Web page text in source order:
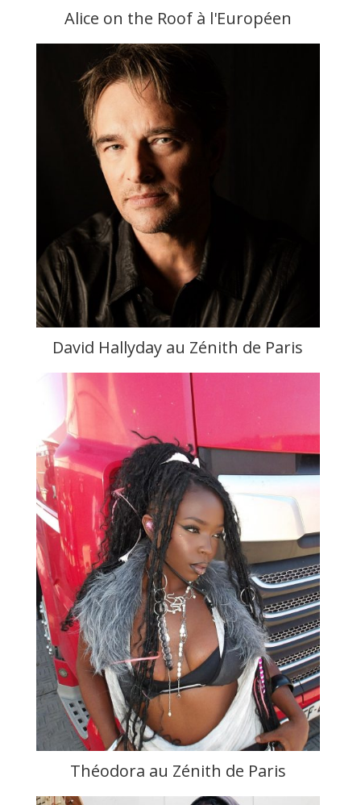
Alice on the Roof à l'Européen
David Hallyday au Zénith de Paris
Théodora au Zénith de Paris